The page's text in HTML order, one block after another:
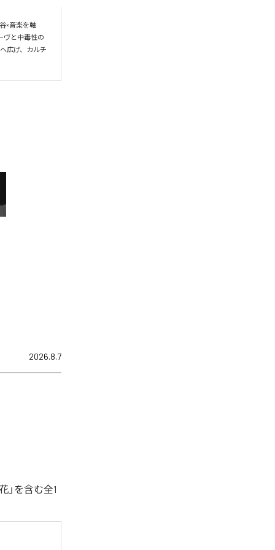
×音楽を軸
ヴと中毒性の
広げ、カルチ
2026.8.7
」を含む全1